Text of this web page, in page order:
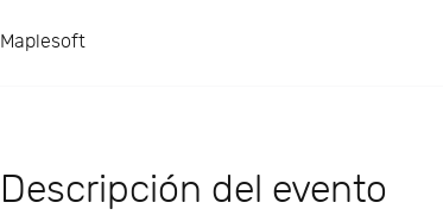
Maplesoft
Descripción del evento